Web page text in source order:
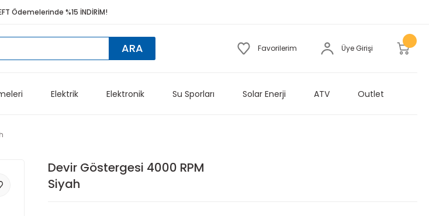
Ödemelerinde %15 İNDİRİM!
ARA Favorilerim Üye Girişi
Elektrik Elektronik Su Sporları Solar Enerji ATV Outlet
Devir Göstergesi 4000 RPM
Siyah